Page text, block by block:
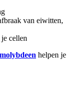
van eiwitten,
cellen
molybdeen helpen je